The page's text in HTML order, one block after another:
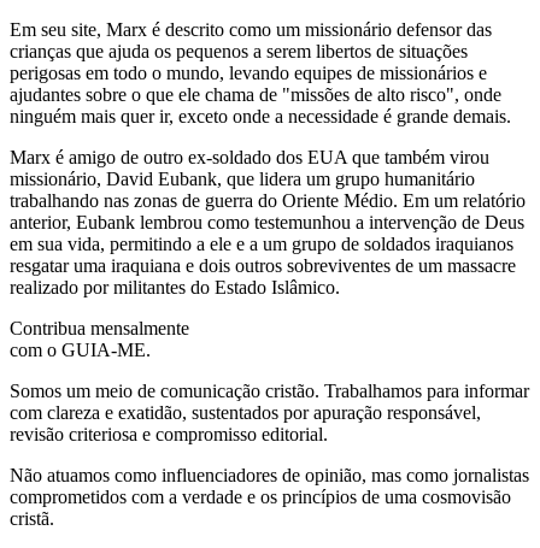
Em seu site, Marx é descrito como um missionário defensor das
crianças que ajuda os pequenos a serem libertos de situações
perigosas em todo o mundo, levando equipes de missionários e
ajudantes sobre o que ele chama de "missões de alto risco", onde
ninguém mais quer ir, exceto onde a necessidade é grande demais.
Marx é amigo de outro ex-soldado dos EUA que também virou
missionário, David Eubank, que lidera um grupo humanitário
trabalhando nas zonas de guerra do Oriente Médio. Em um relatório
anterior, Eubank lembrou como testemunhou a intervenção de Deus
em sua vida, permitindo a ele e a um grupo de soldados iraquianos
resgatar uma iraquiana e dois outros sobreviventes de um massacre
realizado por militantes do Estado Islâmico.
Contribua mensalmente
com o GUIA-ME.
Somos um meio de comunicação cristão. Trabalhamos para informar
com clareza e exatidão, sustentados por apuração responsável,
revisão criteriosa e compromisso editorial.
Não atuamos como influenciadores de opinião, mas como jornalistas
comprometidos com a verdade e os princípios de uma cosmovisão
cristã.